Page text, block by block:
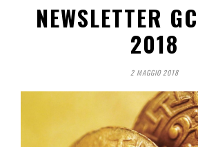
NEWSLETTER
2018
2 MAGGIO 2018